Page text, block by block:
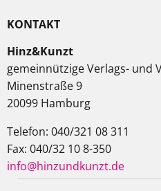
KONTAKT
Hinz&Kunzt
gemeinnützige Verlags- und
Minenstraße 9
20099 Hamburg
Telefon: 040/321 08 311
Fax: 040/32 10 8-350
info@hinzundkunzt.de